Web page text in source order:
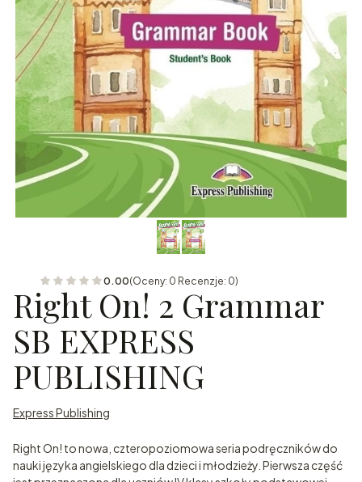
0.00(Oceny: 0 Recenzje: 0)
Right On! 2 Grammar
SB EXPRESS
PUBLISHING
Express Publishing
Right On! to nowa, czteropoziomowa seria podręczników do
nauki języka angielskiego dla dzieci i młodzieży. Pierwsza część